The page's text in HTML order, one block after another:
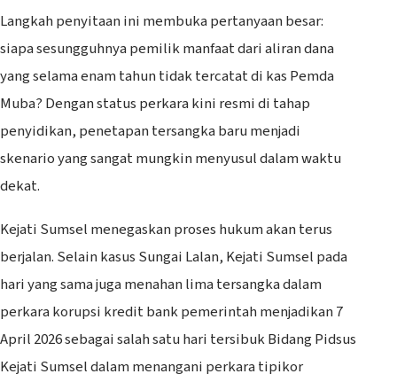
‎Langkah penyitaan ini membuka pertanyaan besar:
siapa sesungguhnya pemilik manfaat dari aliran dana
yang selama enam tahun tidak tercatat di kas Pemda
Muba? Dengan status perkara kini resmi di tahap
penyidikan, penetapan tersangka baru menjadi
skenario yang sangat mungkin menyusul dalam waktu
dekat.
Kejati Sumsel menegaskan proses hukum akan terus
berjalan. Selain kasus Sungai Lalan, Kejati Sumsel pada
hari yang sama juga menahan lima tersangka dalam
perkara korupsi kredit bank pemerintah menjadikan 7
April 2026 sebagai salah satu hari tersibuk Bidang Pidsus
Kejati Sumsel dalam menangani perkara tipikor